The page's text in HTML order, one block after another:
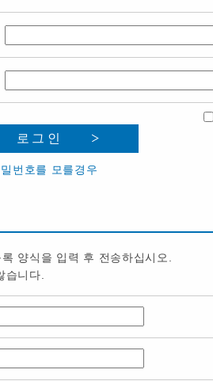
로그인
번호를 모를경우
양식을 입력 후 전송하십시오.
니다.